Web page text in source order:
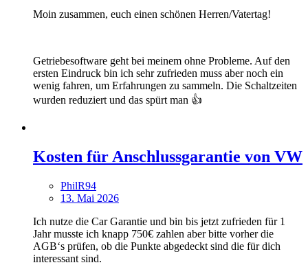
Moin zusammen, euch einen schönen Herren/Vatertag!
Getriebesoftware geht bei meinem ohne Probleme. Auf den
ersten Eindruck bin ich sehr zufrieden muss aber noch ein
wenig fahren, um Erfahrungen zu sammeln. Die Schaltzeiten
wurden reduziert und das spürt man 👍
Kosten für Anschlussgarantie von VW
PhilR94
13. Mai 2026
Ich nutze die Car Garantie und bin bis jetzt zufrieden für 1
Jahr musste ich knapp 750€ zahlen aber bitte vorher die
AGB‘s prüfen, ob die Punkte abgedeckt sind die für dich
interessant sind.